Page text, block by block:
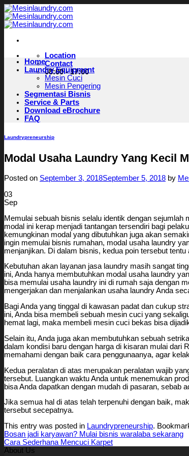
Skip
to
content
Location
Contact
08:00 - 17:00
Home
Laundry Equipment
Mesin Cuci
Mesin Pengering
Segmentasi Bisnis
Service & Parts
Download eBrochure
FAQ
Laundrypreneurship
Modal Usaha Laundry Yang Kecil
Posted on September 3, 2018September 5, 2018 by
03
Sep
Memulai sebuah bisnis selalu identik dengan
modal ini kerap menjadi tantangan tersendiri bagi
kemungkinan modal yang dibutuhkan juga akan
ingin memulai bisnis rumahan, modal usaha laundry
menjanjikan. Di dalam bisnis, kedua poin tersebut
Kebutuhan akan layanan jasa laundry masih sangat
ini, Anda hanya membutuhkan modal usaha laundry
bisa memulai usaha laundry ini di rumah saja dengan
mengerjakan dan menjalankan usaha laundry Anda
Bagi Anda yang tinggal di kawasan padat dan cukup
ini, Anda bisa membeli sebuah mesin cuci yang
hemat lagi, maka membeli mesin cuci bekas bisa
Selain itu, Anda juga akan membutuhkan sebuah
dalam kondisi baru dengan harga di kisaran mulai dari
memahami dengan baik cara penggunaanya, agar
Kedua peralatan di atas merupakan peralatan wajib
tersebut. Luangkan waktu Anda untuk menemukan
bisa Anda dapatkan dengan mudah di pasaran, sebab
Jika semua hal di atas telah terpenuhi dengan baik,
tersebut secepatnya.
This entry was posted in Laundrypreneurship.
Bosan jadi karyawan? Mulai bisnis waralaba sekarang
Cara Sederhana Mencuci Karpet
About Us